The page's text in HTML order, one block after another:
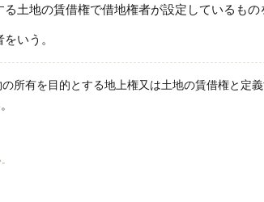
土地の賃借権で借地権者が設定しているもの
いう。
所有を目的とする地上権又は土地の賃借権と定